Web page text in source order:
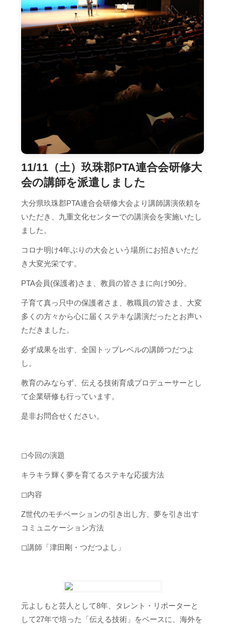
11/11（土）玖珠郡PTA連合会研修大
会の講師を派遣しました
大分県玖珠郡PTA連合会研修大会より講師講演依頼を
いただき、九重文化センターでの講演会を実施いたし
ました。
コロナ明け4年ぶりの大会という場所にお招きいただ
き大変光栄です。
PTA会員(保護者)さま、教員の皆さまに向け90分。
子育て真っ只中の保護者さま、教職員の皆さま、大変
多くの方々から心に届くステキな講演だったとお声い
ただきました。
必ず成果を出す、全国トップレベルの講師つだつよ
し。
教育のみならず、伝える技術育成プロデューサーとし
て企業研修も行っています。
是非お問合せください。
◻︎今回の演題
キラキラ輝く夢を育てるステキな応援方法
◻︎内容
Z世代のモチベーションの引き出し方、夢を引き出す
コミュニケーション方法
◻︎講師「津田剛・つだつよし」
元よしもと芸人として8年、タレント・リポーターと
して27年で培った「伝える技術」をベースに、海外を